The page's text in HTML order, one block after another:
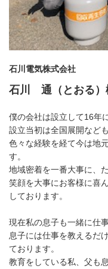
石川電気株式会社
石川 通（とおる）
僕の会社は設立して16年
設立当初は全国展開など
色々な経験を経て今は地
す。
地域密着を一番大事に、
笑顔を大事にお客様に喜
しております。
現在私の息子も一緒に仕
息子には仕事を教えるだ
ております。
教育をしている私、父も